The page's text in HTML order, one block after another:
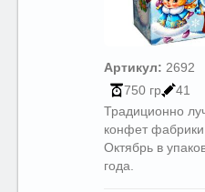
Артикул: 2692
750 гр
41
Традиционно
конфет
Октябрь в
года.